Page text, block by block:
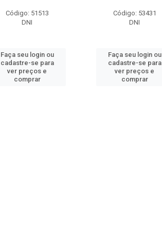
Código: 51513
DNI
Faça seu login ou
cadastre-se para
ver preços e
comprar
Código: 53431
DNI
Faça seu login ou
cadastre-se para
ver preços e
comprar